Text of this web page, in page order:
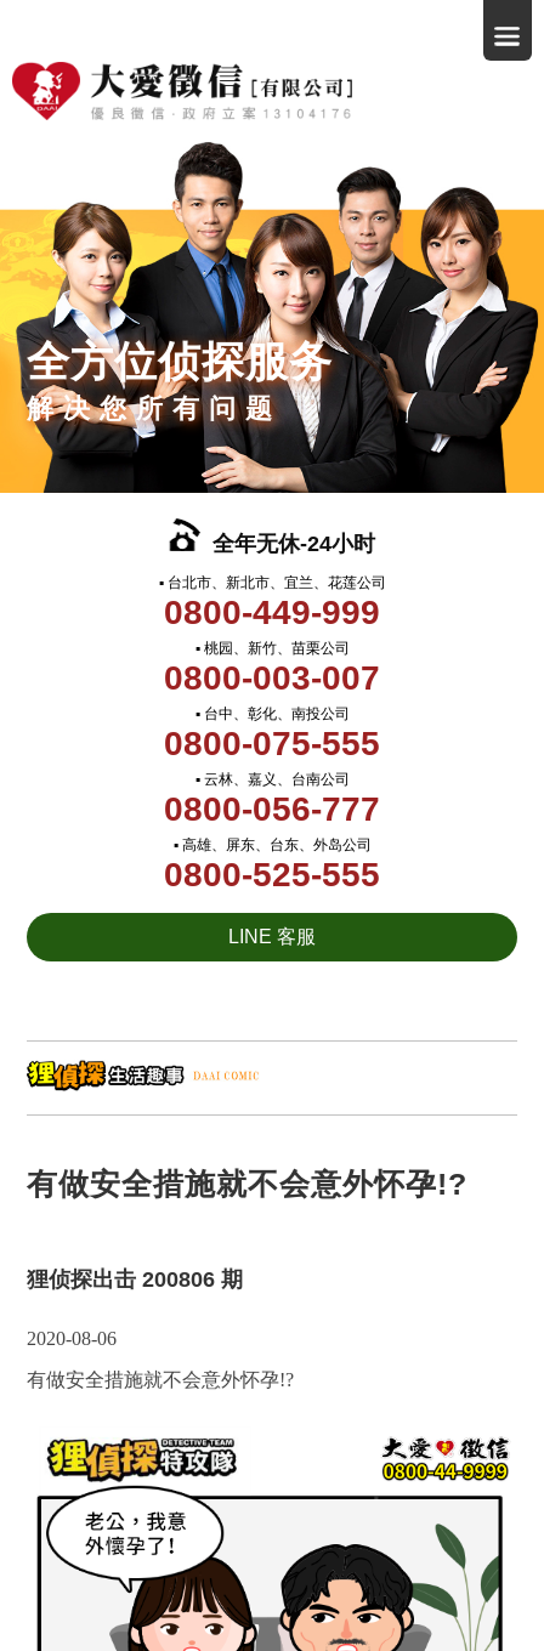
全方位侦探服务
解决您所有问题
全年无休-24小时
▪ 台北市、新北市、宜兰、花莲公司
0800-449-999
▪ 桃园、新竹、苗栗公司
0800-003-007
▪ 台中、彰化、南投公司
0800-075-555
▪ 云林、嘉义、台南公司
0800-056-777
▪ 高雄、屏东、台东、外岛公司
0800-525-555
LINE 客服
有做安全措施就不会意外怀孕!?
狸侦探出击 200806 期
2020-08-06
有做安全措施就不会意外怀孕!?